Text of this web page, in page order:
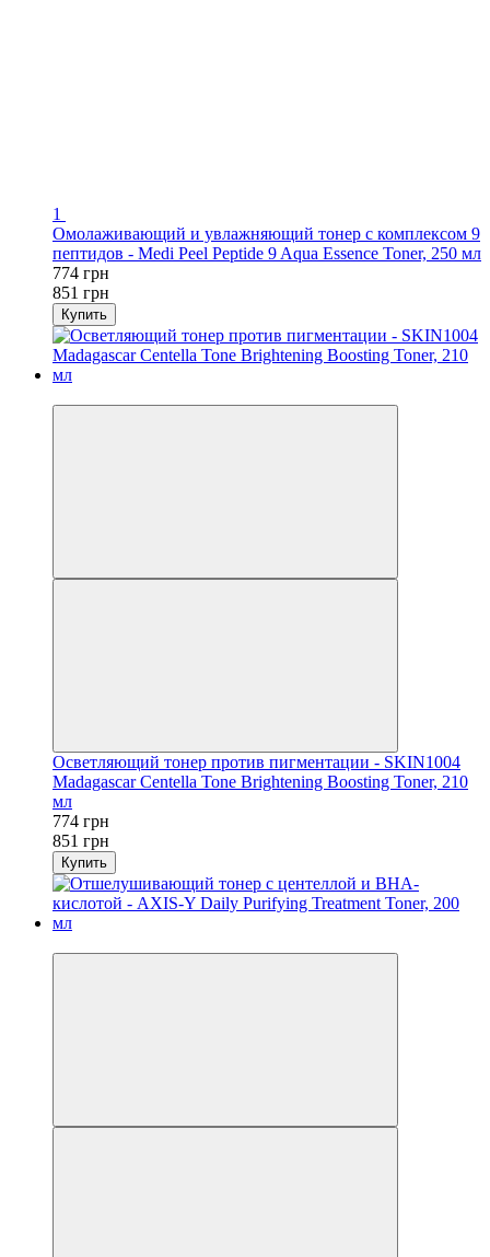
1
Омолаживающий и увлажняющий тонер с комплексом 9
пептидов - Medi Peel Peptide 9 Aqua Essence Toner, 250 мл
774 грн
851 грн
Купить
Осветляющий тонер против пигментации - SKIN1004
Madagascar Centella Tone Brightening Boosting Toner, 210
мл
774 грн
851 грн
Купить